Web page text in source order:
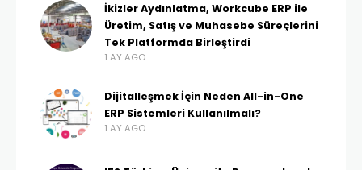
İkizler Aydınlatma, Workcube ERP ile
Üretim, Satış ve Muhasebe Süreçlerini
Tek Platformda Birleştirdi
1 AY AGO
Dijitalleşmek İçin Neden All-in-One
ERP Sistemleri Kullanılmalı?
1 AY AGO